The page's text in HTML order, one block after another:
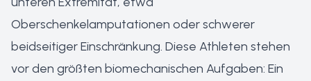
Oberschenkelamputationen oder schwerer
beidseitiger Einschränkung. Diese Athleten stehen
vor den größten biomechanischen Aufgaben: Ein